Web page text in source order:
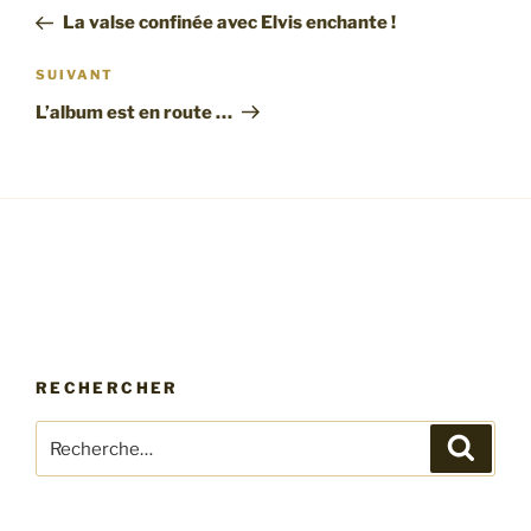
l’article
précédent
La valse confinée avec Elvis enchante !
Article
suivant
SUIVANT
L’album est en route …
RECHERCHER
pour